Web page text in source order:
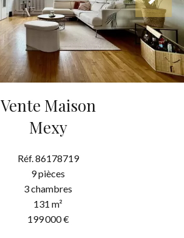
Vente Maison
Mexy
Réf. 86178719
9 pièces
3 chambres
131 m²
199 000 €